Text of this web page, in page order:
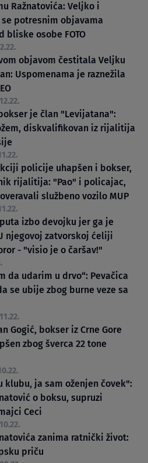
Ražnatovića: Veljko i
potresnim objavama
bliske osobe FOTO
objavom čestitala Veljku
Uspomenama je raznežila
je član "Levijatana":
diskvalifikovan iz rijalitija
policije uhapšen i bokser,
rijalitija: "Pao" i policajac,
službeno vozilo MUP
izbo devojku jer ga je
njegovoj zatvorskoj ćeliji
- "visio je o čaršav!"
da udarim u drvo“: Pevačica
se ubije zbog burne veze sa
Gogić, bokser iz Crne Gore
zbog šverca 22 tone
klubu, ja sam oženjen čovek":
o boksu, supruzi
Ceci
zanima ratnički život:
priču